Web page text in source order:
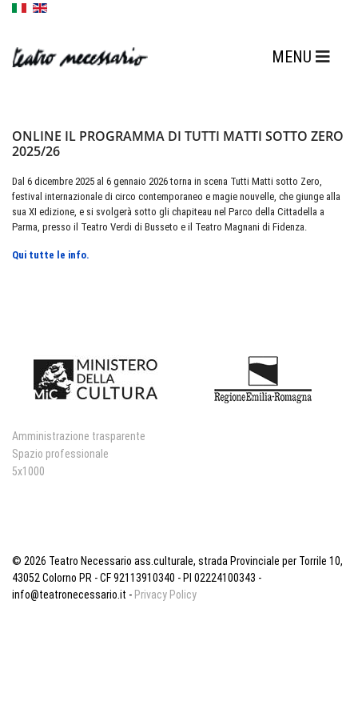
ONLINE IL PROGRAMMA DI TUTTI MATTI SOTTO ZERO
2025/26
Dal 6 dicembre 2025 al 6 gennaio 2026 torna in scena Tutti Matti sotto Zero,
festival internazionale di circo contemporaneo e magie nouvelle, che giunge alla
sua XI edizione, e si svolgerà sotto gli chapiteau nel Parco della Cittadella a
Parma, presso il Teatro Verdi di Busseto e il Teatro Magnani di Fidenza.
Qui tutte le info.
Amministrazione trasparente
Spazio professionale
5x1000
© 2026 Teatro Necessario ass.culturale, strada Provinciale per Torrile 10,
43052 Colorno PR - CF 92113910340 - PI 02224100343 -
info@teatronecessario.it - Privacy Policy